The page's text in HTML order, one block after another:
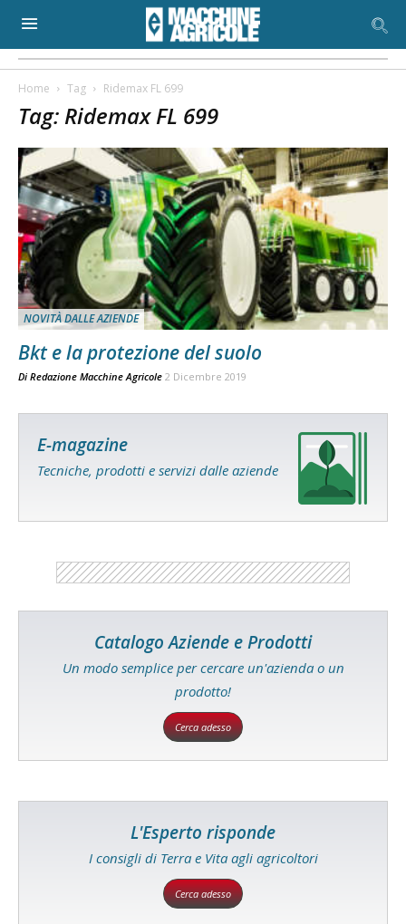
Home Tag Ridemax FL 699
Tag: Ridemax FL 699
NOVITÀ DALLE AZIENDE
Bkt e la protezione del suolo
Di Redazione Macchine Agricole 2 Dicembre 2019
E-magazine
Tecniche, prodotti e servizi dalle aziende
Catalogo Aziende e Prodotti
Un modo semplice per cercare un'azienda o un
prodotto!
Cerca adesso
L'Esperto risponde
I consigli di Terra e Vita agli agricoltori
Cerca adesso